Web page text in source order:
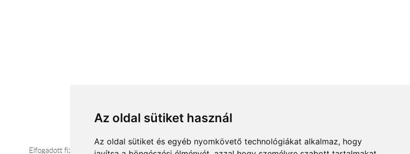
Az oldal sütiket használ
Az oldal sütiket és egyéb nyomkövető technológiákat alkalmaz, hogy
Elfogadott fizetési módok